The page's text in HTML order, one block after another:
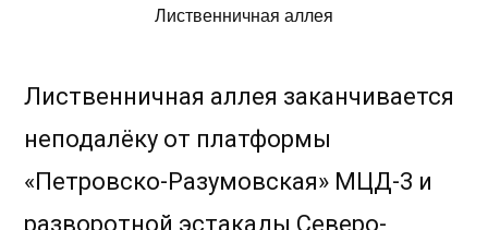
Лиственничная аллея
Лиственничная аллея заканчивается
неподалёку от платформы
«Петровско-Разумовская» МЦД-3 и
разворотной эстакады Северо-